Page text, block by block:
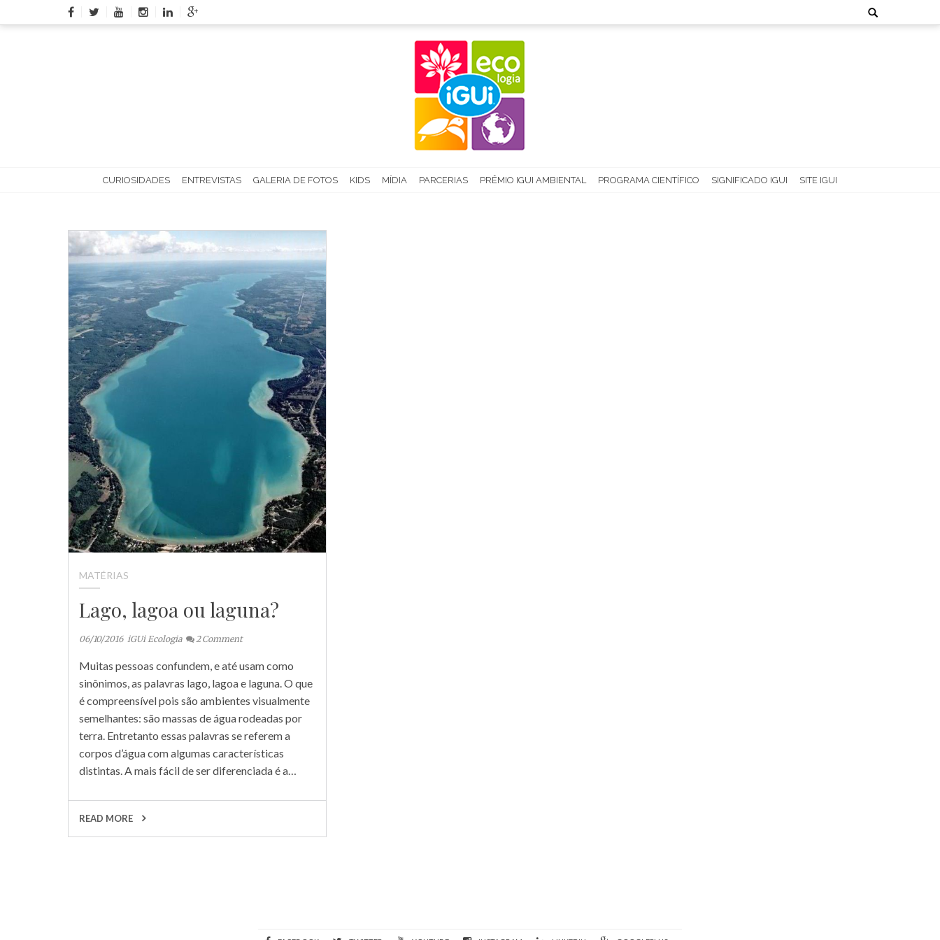
to
Search
for:
CURIOSIDADES ENTREVISTAS GALERIA DE FOTOS KIDS MÍDIA PARCERIAS PRÊMIO IGUI AMBIENTAL PROGRAMA CIENTÍFICO SIGNIFICADO IGUI SITE IGUI
MATÉRIAS
Lago, lagoa ou laguna?
06/10/2016 iGUi Ecologia 2 Comment
Muitas pessoas confundem, e até usam como
sinônimos, as palavras lago, lagoa e laguna. O que
é compreensível pois são ambientes visualmente
semelhantes: são massas de água rodeadas por
terra. Entretanto essas palavras se referem a
corpos d’água com algumas características
distintas. A mais fácil de ser diferenciada é a…
READ MORE